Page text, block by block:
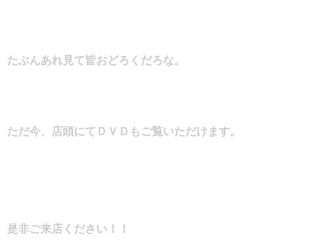
たぶんあれ見て皆おどろくだろな。
ただ今、店頭にてＤＶＤもご覧いただけます。
是非ご来店ください！！